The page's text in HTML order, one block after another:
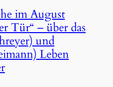
im August
Tür“ – über das
und
Leben